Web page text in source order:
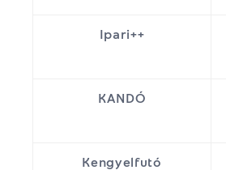
Ipari++
KANDÓ
Kengyelfutó